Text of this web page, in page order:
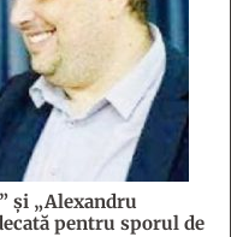
și „Alexandru
pentru sporul de